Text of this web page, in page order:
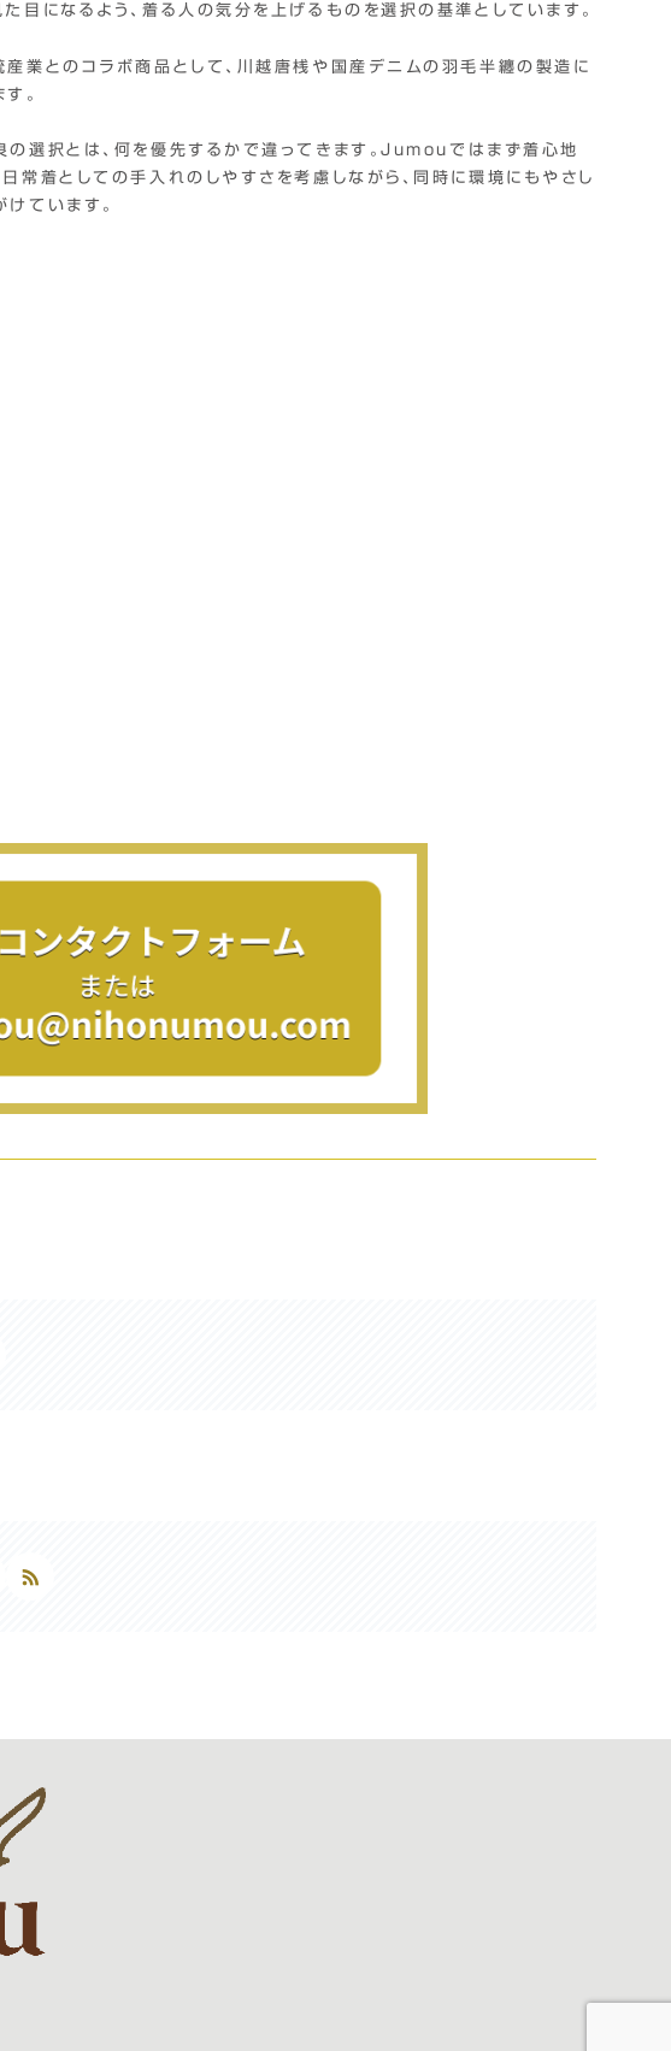
目になるよう、着る人の気分を上げるものを選択の基準としています。
産業とのコラボ商品として、川越唐桟や国産デニムの羽毛半纏の製造に
。
の選択とは、何を優先するかで違ってきます。Jumouではまず着心地
常着としての手入れのしやすさを考慮しながら、同時に環境にもやさし
ています。